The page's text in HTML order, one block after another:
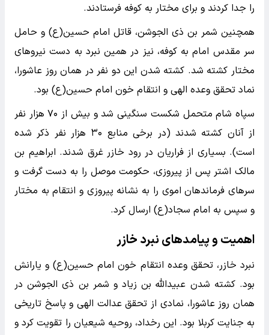
را جدا کردند و برای مختار به کوفه فرستادند.
همچنین شمر بن ذی الجوشن، قاتل امام حسین(ع) و حامل
سر مقدس امام به کوفه، نیز در همین نبرد به دست نیروهای
مختار کشته شد. کشته شدن این دو نفر در همان روز عاشورا،
نماد تحقق وعده الهی و انتقام خون امام حسین(ع) بود.
سپاه شام متحمل شکست سنگینی شد و بیش از ۷۰ هزار نفر
از آنان کشته شدند (در برخی منابع ۳۰ هزار نفر ذکر شده
است). بسیاری از فراریان در رود خازر غرق شدند. ابراهیم بن
مالک اشتر پس از پیروزی، حکومت موصل را به دست گرفت و
سرهای فرماندهان اموی را به نشانه پیروزی و انتقام به مختار
و سپس به امام سجاد(ع) ارسال کرد.
اهمیت و پیامدهای نبرد خازر
نبرد خازر، تحقق وعده انتقام خون امام حسین(ع) و یارانش
بود. کشته شدن عبیدالله بن زیاد و شمر بن ذی الجوشن در
همان روز عاشورا، نمادی از تحقق عدالت الهی و پاسخ تاریخی
به جنایت کربلا بود. این رخداد، روحیه شیعیان را تقویت کرد و